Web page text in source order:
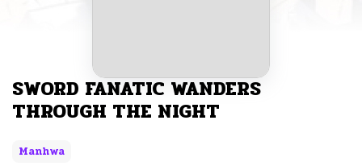
SWORD FANATIC WANDERS
THROUGH THE NIGHT
Manhwa